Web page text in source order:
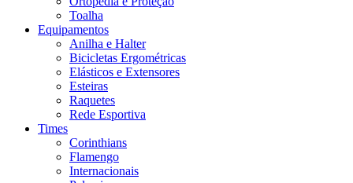
Toalha
Equipamentos
Anilha e Halter
Bicicletas Ergométricas
Elásticos e Extensores
Esteiras
Raquetes
Rede Esportiva
Times
Corinthians
Flamengo
Internacionais